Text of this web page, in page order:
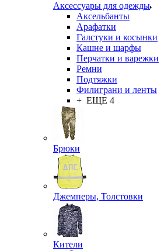
Аксессуары для одежды
Аксельбанты
Арафатки
Галстуки и косынки
Кашне и шарфы
Перчатки и варежки
Ремни
Подтяжки
Филиграни и ленты
+ ЕЩЕ 4
Брюки
Джемперы, Толстовки
Кители